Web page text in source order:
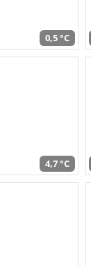
0,5 °C
4,7 °C